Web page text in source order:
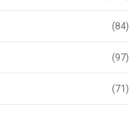
(84)
(97)
(71)